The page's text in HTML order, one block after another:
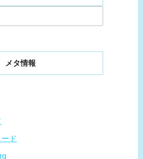
メタ情報
ド